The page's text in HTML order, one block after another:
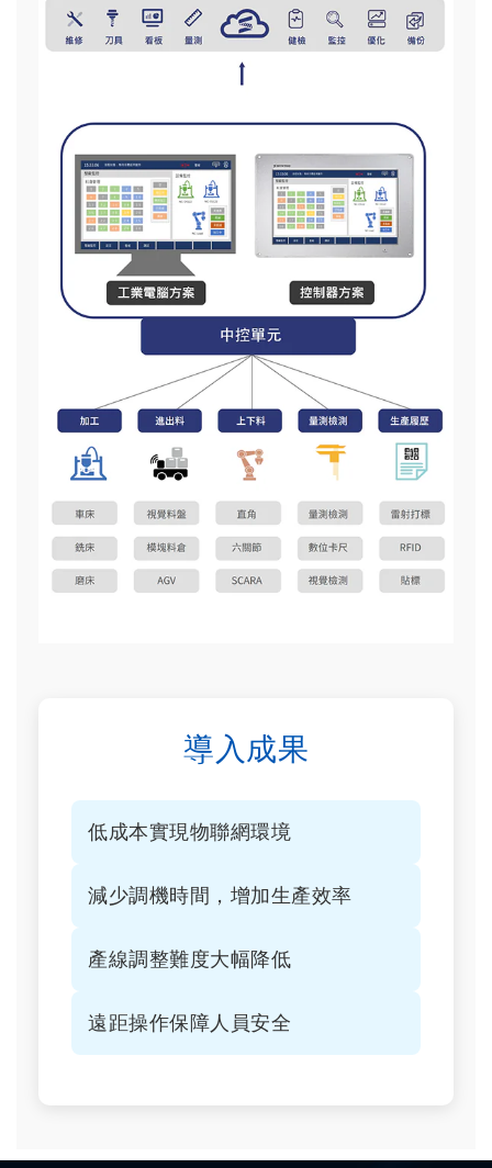
導入成果
低成本實現物聯網環境
減少調機時間，增加生產效率
產線調整難度大幅降低
遠距操作保障人員安全